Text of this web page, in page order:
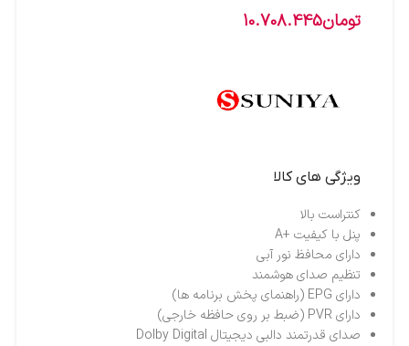
تومان10.708.445
ویژگی های کالا
کنتراست بالا
پنل با کیفیت +A
دارای محافظ نور آبی
تنظیم صدای هوشمند
دارای EPG (راهنمای پخش برنامه ها)
دارای PVR (ضبط بر روی حافظه خارجی)
صدای قدرتمند دالبی دیجیتال Dolby Digital